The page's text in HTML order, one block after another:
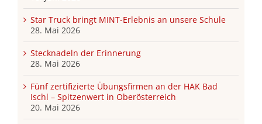
Star Truck bringt MINT-Erlebnis an unsere Schule
28. Mai 2026
Stecknadeln der Erinnerung
28. Mai 2026
Fünf zertifizierte Übungsfirmen an der HAK Bad
Ischl – Spitzenwert in Oberösterreich
20. Mai 2026